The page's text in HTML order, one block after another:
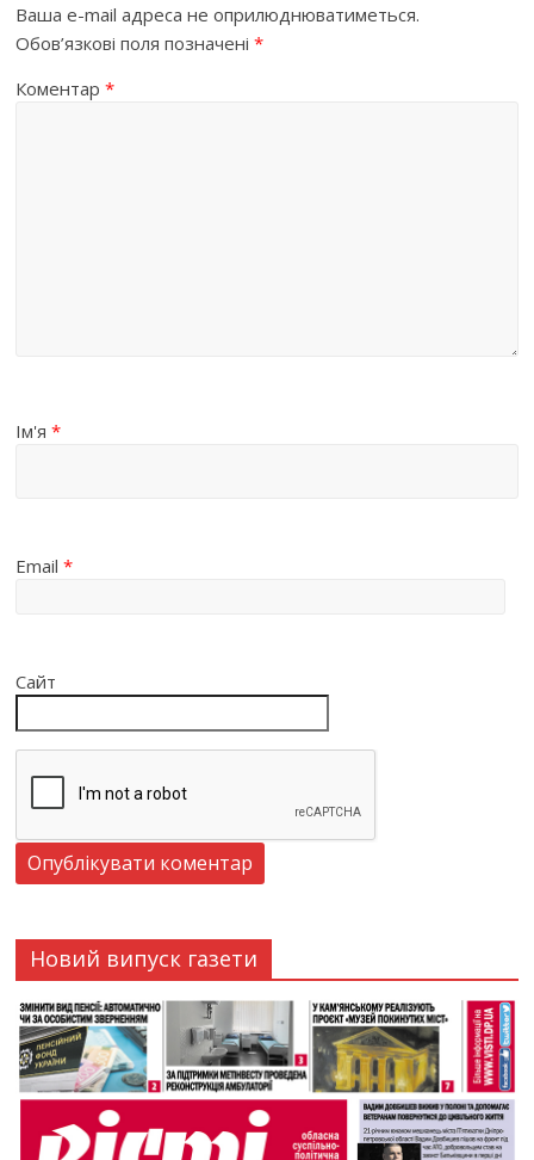
Ваша e-mail адреса не оприлюднюватиметься.
Обов’язкові поля позначені*
Коментар*
Ім'я*
Email*
Сайт
Новий випуск газети